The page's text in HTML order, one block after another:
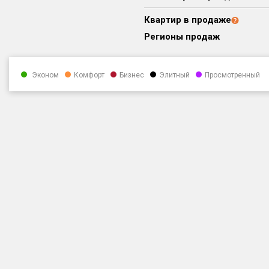
Квартир в продаже
Регионы продаж
Эконом Комфорт Бизнес Элитный Просмотренный